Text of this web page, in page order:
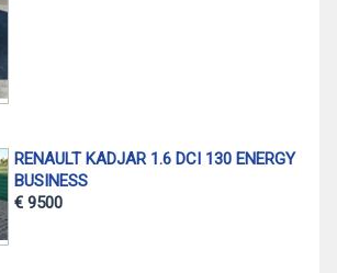
RENAULT KADJAR 1.6 DCI 130 ENERGY
BUSINESS
€ 9500